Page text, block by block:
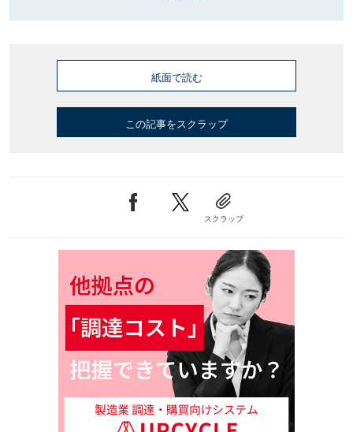
紙面で読む
この記事をスクラップ
スクラップ